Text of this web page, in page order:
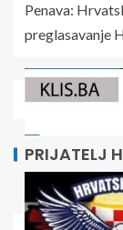
Penava:
preglasavanje
PRIJATELJ